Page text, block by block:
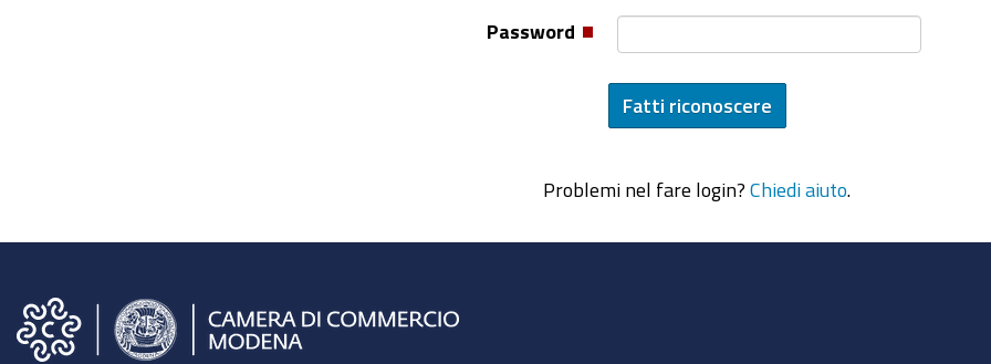
Password
Problemi nel fare login? Chiedi aiuto